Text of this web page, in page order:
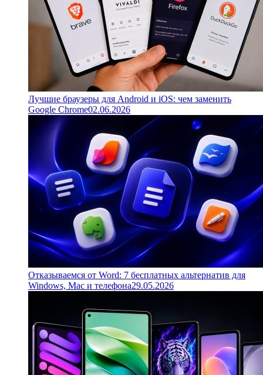
Лучшие браузеры для Android и iOS: чем заменить
Google Chrome02.06.2026
Отказываемся от Word: 7 бесплатных альтернатив для
Windows, Mac и телефона29.05.2026